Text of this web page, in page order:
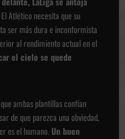
Atlético necesita que su
ser más dura e inconformista
al rendimiento actual en el
el cielo se quede
ambas plantillas confían
de que parezca una obviedad,
es el humano. Un buen